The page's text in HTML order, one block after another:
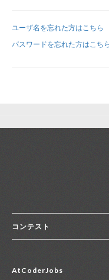
新規登録
ユーザ名を忘れた方はこちら
パスワードを忘れた方はこちら
コンテスト
コンテスト一覧
AtCoderJobs